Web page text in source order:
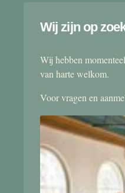
Wij zijn op
Wij hebben
van harte welkom.
Voor vragen en